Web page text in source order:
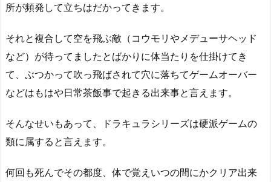
所が頻発して立ちはだかってきます。
それと複合して空を飛ぶ敵（コウモリやメデューサヘッド
など）が待ってましたとばかりに体当たりを仕掛けてき
て、ぶつかって吹っ飛ばされて穴に落ちてゲームオーバー
などはもはや日常茶飯事で起きる出来事と言えます。
そんなせいもあって、ドラキュラシリーズは硬派ゲームの
類に属すると言えます。
何回も死んでその都度、体で覚えいつの間にかクリア出来